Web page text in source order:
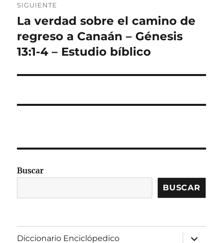
SIGUIENTE
Entrada
siguiente:
La verdad sobre el camino de
regreso a Canaán – Génesis
13:1-4 – Estudio bíblico
Buscar
BUSCAR
Diccionario Enciclópedico
expandir